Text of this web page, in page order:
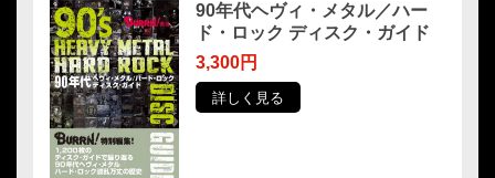
90年代ヘヴィ・メタル／ハー
ド・ロック ディスク・ガイド
3,300円
詳しく見る